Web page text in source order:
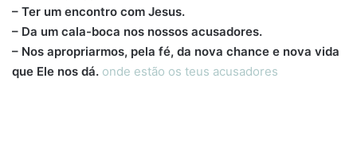
– Ter um encontro com Jesus.
– Da um cala-boca nos nossos acusadores.
– Nos apropriarmos, pela fé, da nova chance e nova vida
que Ele nos dá. onde estão os teus acusadores